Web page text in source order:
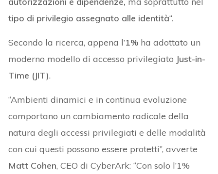
tipo di privilegio assegnato alle identità“.
Secondo la ricerca, appena l’1% ha adottato un
moderno modello di accesso privilegiato Just-in-
Time (JIT).
“Ambienti dinamici e in continua evoluzione
comportano un cambiamento radicale della
natura degli accessi privilegiati e delle modalità
con cui questi possono essere protetti”, avverte
Matt Cohen, CEO di CyberArk: “Con solo l’1%